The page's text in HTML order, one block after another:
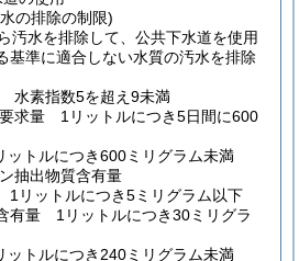
の排除の制限)
汚水を排除して、公共下水道を使用
基準に適合しない水質の汚水を排除
水素指数5を超え9未満
求量 1リットルにつき5日間に600
トルにつき600ミリグラム未満
抽出物質含有量
リットルにつき5ミリグラム以下
有量 1リットルにつき30ミリグラ
トルにつき240ミリグラム未満